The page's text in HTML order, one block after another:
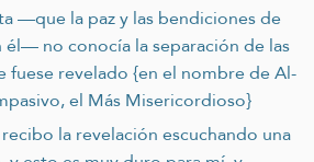
—que la paz y las bendiciones de
él— no conocía la separación de las
fuese revelado {en el nombre de Al-
el Más Misericordioso}
la revelación escuchando una